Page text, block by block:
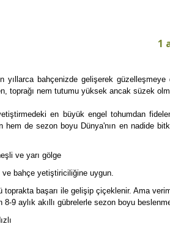
1
yıllarca bahçenizde gelişerek
toprağı nem tutumu yüksek ancak süzek
en büyük engel tohumdan
hem de sezon boyu Dünya'nın en nadide
ve yarı gölge
ve bahçe yetiştiriciliğine uygun.
toprakta başarı ile gelişip çiçeklenir. Ama
8-9 aylık akıllı gübrelerle sezon boyu